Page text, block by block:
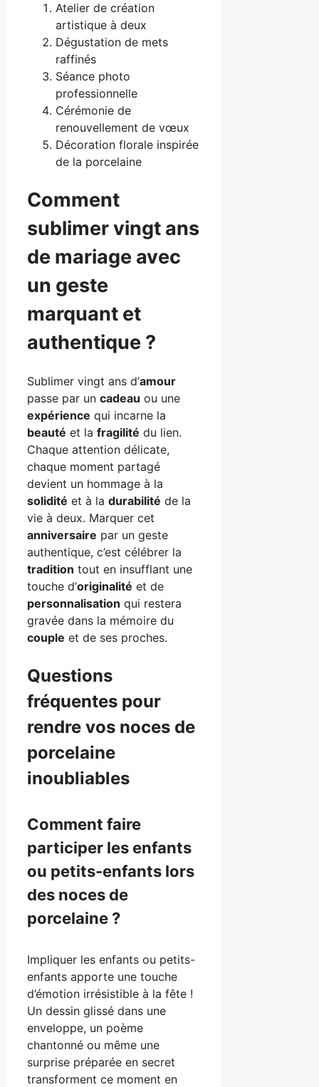
Atelier de création
artistique à deux
Dégustation de mets
raffinés
Séance photo
professionnelle
Cérémonie de
renouvellement de vœux
Décoration florale inspirée
de la porcelaine
Comment
sublimer vingt ans
de mariage avec
un geste
marquant et
authentique ?
Sublimer vingt ans d’amour
passe par un cadeau ou une
expérience qui incarne la
beauté et la fragilité du lien.
Chaque attention délicate,
chaque moment partagé
devient un hommage à la
solidité et à la durabilité de la
vie à deux. Marquer cet
anniversaire par un geste
authentique, c’est célébrer la
tradition tout en insufflant une
touche d’originalité et de
personnalisation qui restera
gravée dans la mémoire du
couple et de ses proches.
Questions
fréquentes pour
rendre vos noces de
porcelaine
inoubliables
Comment faire
participer les enfants
ou petits-enfants lors
des noces de
porcelaine ?
Impliquer les enfants ou petits-
enfants apporte une touche
d’émotion irrésistible à la fête !
Un dessin glissé dans une
enveloppe, un poème
chantonné ou même une
surprise préparée en secret
transforment ce moment en